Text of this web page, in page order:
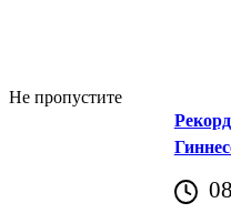
Не пропустите